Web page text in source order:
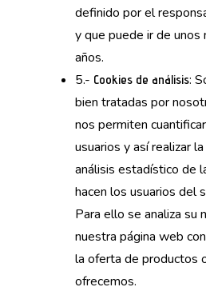
definido por el
y que puede ir de unos
años.
5.- Cookies de análisis:
bien tratadas por
nos permiten
usuarios y así realizar
análisis estadístico de
hacen los usuarios del
Para ello se analiza su
nuestra página web
la oferta de productos
ofrecemos.